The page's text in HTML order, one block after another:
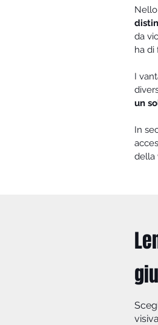
da
ha di
I
un
In
della